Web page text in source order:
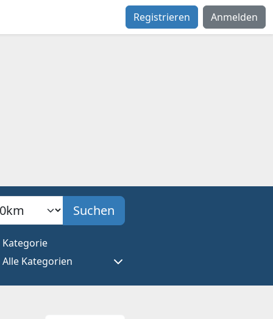
Registrieren Anmelden
Suchen
Kategorie
Alle Kategorien